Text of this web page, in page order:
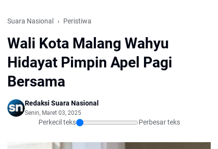
Suara Nasional Peristiwa
Wali Kota Malang Wahyu
Hidayat Pimpin Apel Pagi
Bersama
Redaksi Suara Nasional
Senin, Maret 03, 2025
Perkecil teks Perbesar teks